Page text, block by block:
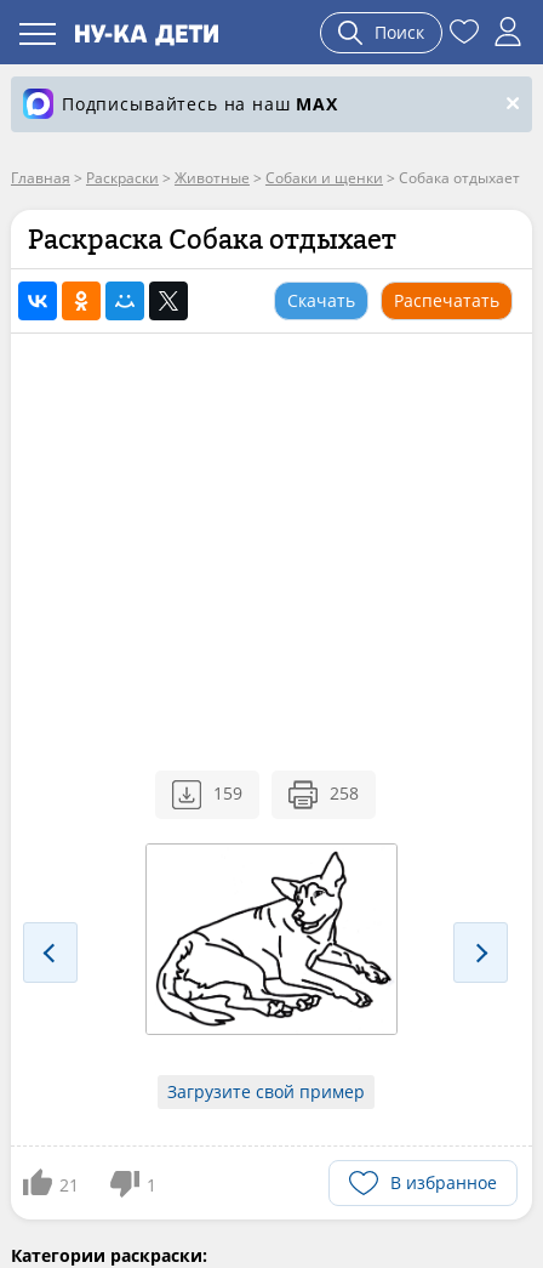
Поиск
Подписывайтесь на наш MAX
Главная > Раскраски > Животные > Собаки и щенки > Собака отдыхает
Раскраска Собака отдыхает
Скачать Распечатать
159 258
Загрузите свой пример
21 1 В избранное
Категории раскраски: